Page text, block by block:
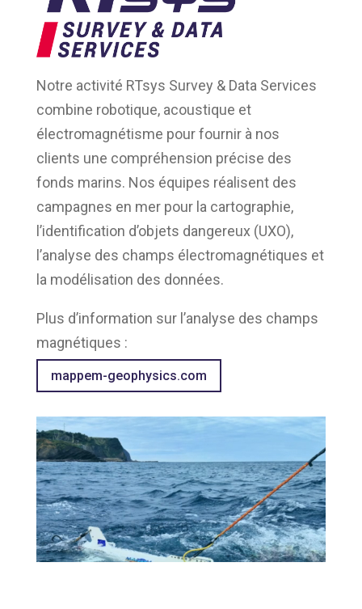
Notre activité RTsys Survey & Data Services
combine robotique, acoustique et
électromagnétisme pour fournir à nos
clients une compréhension précise des
fonds marins. Nos équipes réalisent des
campagnes en mer pour la cartographie,
l’identification d’objets dangereux (UXO),
l’analyse des champs électromagnétiques et
la modélisation des données.
Plus d’information sur l’analyse des champs
magnétiques :
mappem-geophysics.com